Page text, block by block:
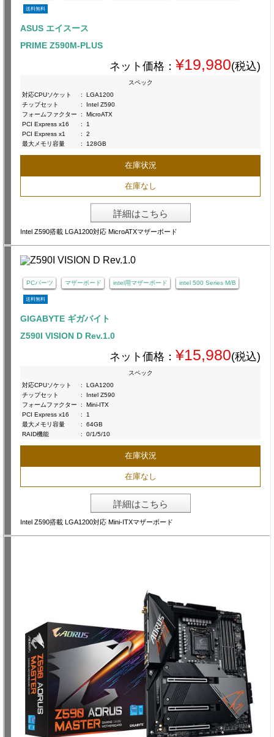
送料無料
ASUS エイスース
PRIME Z590M-PLUS
ネット価格： ¥19,980(税込)
スペック
対応CPUソケット
:
LGA1200
チップセット
:
Intel Z590
フォームファクター
:
MicroATX
PCI Express x16
:
1
PCI Express x1
:
2
最大メモリ容量
: 128GB
在庫状況
在庫なし
詳細はこちら
Intel Z590搭載 LGA1200対応 MicroATXマザーボード
PCパーツ マザーボード intel用マザーボード intel 500 Series M/B
送料無料
GIGABYTE ギガバイト
Z590I VISION D Rev.1.0
ネット価格： ¥15,980(税込)
スペック
対応CPUソケット
:
LGA1200
チップセット
:
Intel Z590
フォームファクター
:
Mini-ITX
PCI Express x16
:
1
最大メモリ容量
:
64GB
RAID機能
: 0/1/5/10
在庫状況
在庫なし
詳細はこちら
Intel Z590搭載 LGA1200対応 Mini-ITXマザーボード